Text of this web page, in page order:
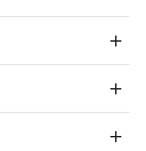
SMS에서 최종 고객 셀
이전트와 원활하게 연
루션을 설계합니다.